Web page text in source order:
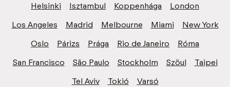
Helsinki
Isztambul Koppenhága
London
Los Angeles
Madrid Melbourne Miami
New York
Oslo
Párizs Prága Rio de Janeiro
Róma
San Francisco
São Paulo Stockholm Szöul
Taipei
Tel Aviv
Tokió Varsó